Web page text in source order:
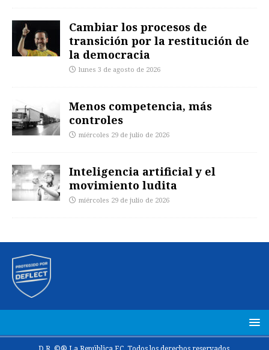
Cambiar los procesos de
transición por la restitución de
la democracia
lunes 3 de agosto de 2026
Menos competencia, más
controles
miércoles 29 de julio de 2026
Inteligencia artificial y el
movimiento ludita
miércoles 29 de julio de 2026